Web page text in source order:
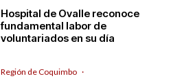
Hospital de Ovalle reconoce
fundamental labor de
voluntariados en su día
Región de Coquimbo ·